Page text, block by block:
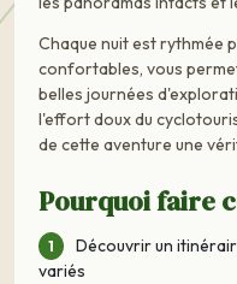
Chaque nuit est rythmée
confortables, vous
belles journées
l'effort doux du
de cette aventure une
Pourquoi faire
Découvrir un
variés